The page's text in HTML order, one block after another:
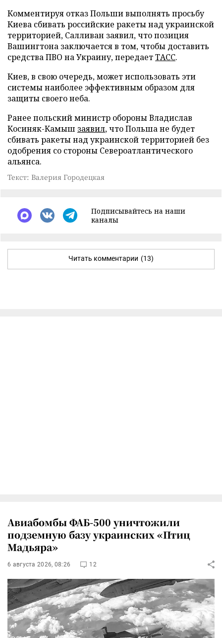
Комментируя отказ Польши выполнять просьбу
Киева сбивать российские ракеты над украинской
территорией, Салливан заявил, что позиция
Вашингтона заключается в том, чтобы доставить
средства ПВО на Украину, передаетТАСС.
Киев, в свою очередь, может использовать эти
системы наиболее эффективным образом для
защиты своего неба.
Ранее польский министр обороны Владислав
Косиняк-Камыш заявил, что Польша не будет
сбивать ракеты над украинской территорией без
одобрения со стороны Североатлантического
альянса.
Текст: Валерия Городецкая
Подписывайтесь на наши
каналы
Читать комментарии (13)
Авиабомбы ФАБ-500 уничтожили
подземную базу украинских «Птиц
Мадьяра»
6 августа 2026, 08:26 12